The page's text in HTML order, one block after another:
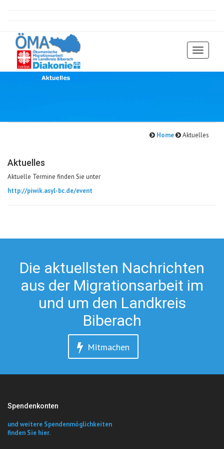
Toggle
Home Aktuelles
Aktuelles
Aktuelle Termine finden Sie unter
http://piwik.asyl-bc.de/event
Die aktuellsten Nachrichten
aus der Migrationsarbeit im
und um den Landkreis
Biberach
Mitmachen
Spendenkonten
und weitere Spendenmöglichkeiten
finden Sie hier.